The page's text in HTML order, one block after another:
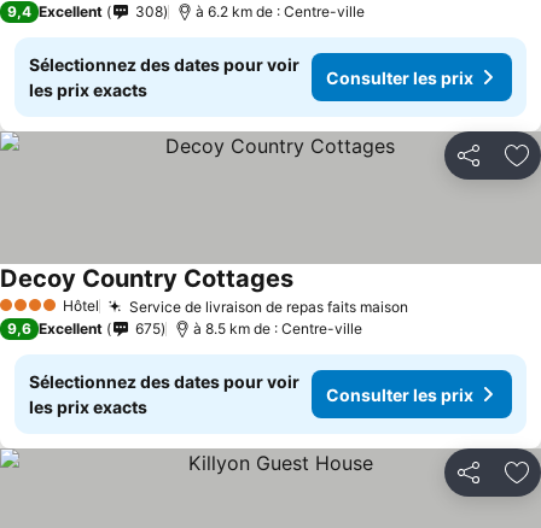
9,4 Excellent 308 à 6.2 km de : Centre-ville
Sélectionnez des dates pour voir
les prix exacts
Consulter les prix
Partager
4 Étoiles Hôtel Service de livraison de repas faits maison
Decoy Country Cottages
9,6 Excellent 675 à 8.5 km de : Centre-ville
Sélectionnez des dates pour voir
les prix exacts
Consulter les prix
Partager